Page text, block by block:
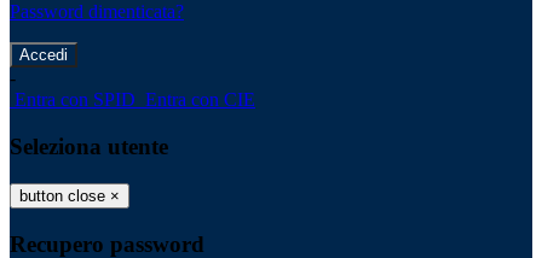
Password dimenticata?
-
Entra con SPID Entra con CIE
Seleziona utente
button close ×
Recupero password